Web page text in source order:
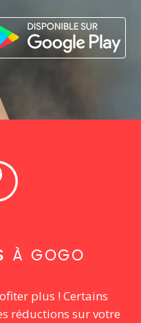
À GOGO
plus ! Certains
réductions sur votre